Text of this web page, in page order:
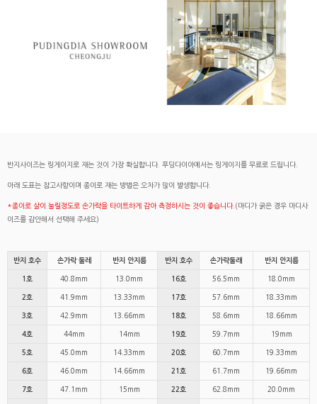
반지사이즈는 링게이지로 재는 것이 가장 확실합니다. 푸딩다이아에서는 링게이지를 무료로 드립니다.
아래 도표는 참고사항이며 종이로 재는 방법은 오차가 많이 발생합니다.
*종이로 살이 눌릴정도로 손가락을 타이트하게 감아 측정하시는 것이 좋습니다. (마디가 굵은 경우 마디사
이즈를 감안해서 선택해 주세요)
반지 호수 손가락 둘레 반지 안지름 반지 호수 손가락둘래 반지 안지름
1호 40.8mm 13.0mm 16호 56.5mm 18.0mm
2호 41.9mm 13.33mm 17호 57.6mm 18.33mm
3호 42.9mm 13.66mm 18호 58.6mm 18.66mm
4호 44mm 14mm 19호 59.7mm 19mm
5호 45.0mm 14.33mm 20호 60.7mm 19.33mm
6호 46.0mm 14.66mm 21호 61.7mm 19.66mm
7호 47.1mm 15mm 22호 62.8mm 20.0mm